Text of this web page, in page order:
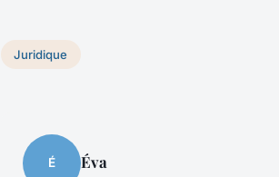
Juridique
É Éva